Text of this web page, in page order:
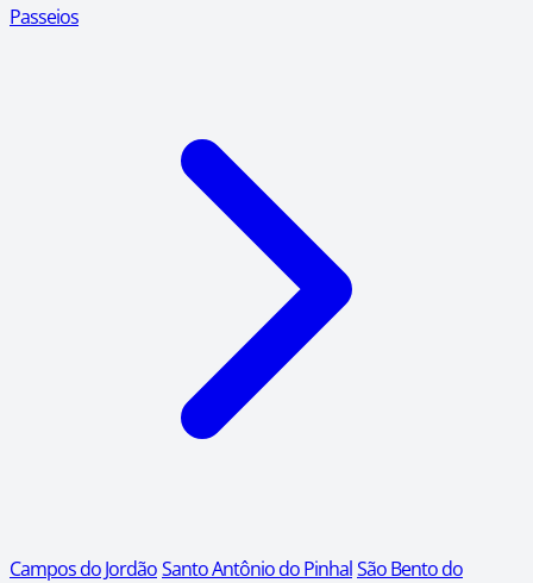
Passeios
Campos do JordãoSanto Antônio do PinhalSão Bento do